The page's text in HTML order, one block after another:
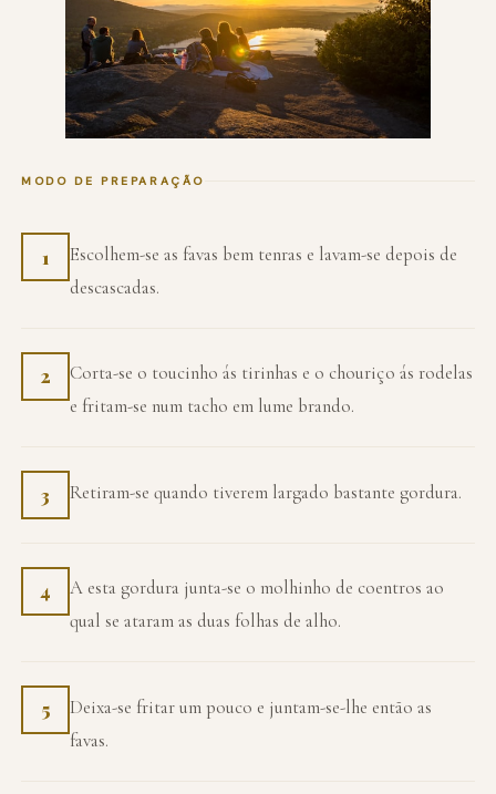
MODO DE PREPARAÇÃO
1
Escolhem-se as favas bem tenras e lavam-se depois de
descascadas.
2
Corta-se o toucinho ás tirinhas e o chouriço ás rodelas
e fritam-se num tacho em lume brando.
3 Retiram-se quando tiverem largado bastante gordura.
4
A esta gordura junta-se o molhinho de coentros ao
qual se ataram as duas folhas de alho.
5
Deixa-se fritar um pouco e juntam-se-lhe então as
favas.